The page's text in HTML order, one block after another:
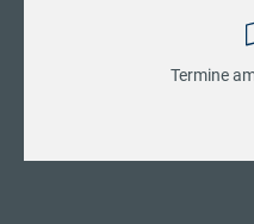
Termine